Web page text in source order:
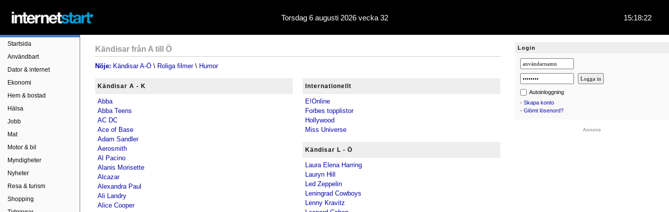
Torsdag 6 augusti 2026 vecka 32 15:18:22
Startsida
Användbart
Dator & internet
Ekonomi
Hem & bostad
Hälsa
Jobb
Mat
Motor & bil
Myndigheter
Nyheter
Resa & turism
Shopping
Kändisar från A till Ö
Nöje: Kändisar A-Ö \ Roliga filmer\ Humor
Kändisar A - K
Abba
Abba Teens
AC DC
Ace of Base
Adam Sandler
Aerosmith
Al Pacino
Alanis Morisette
Alcazar
Alexandra Paul
Ali Landry
Alice Cooper
Internationellt
E!Online
Forbes topplistor
Hollywood
Miss Universe
Kändisar L - Ö
Laura Elena Harring
Lauryn Hill
Led Zeppelin
Leningrad Cowboys
Lenny Kravitz
Login
Autoinloggning
• Skapa konto
• Glömt lösenord?
Annons